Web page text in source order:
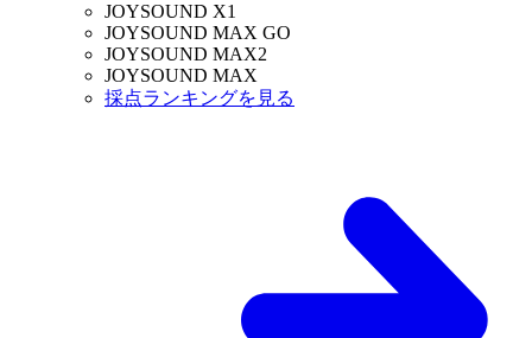
JOYSOUND X1
JOYSOUND MAX GO
JOYSOUND MAX2
JOYSOUND MAX
採点ランキングを見る